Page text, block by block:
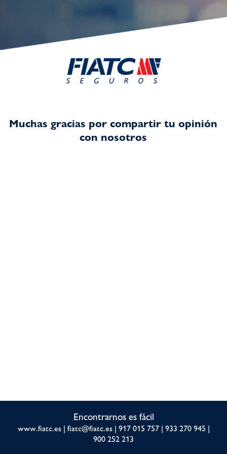
Muchas gracias por compartir tu opinión
con nosotros
Encontrarnos es fácil
www.fiatc.es| fiatc@fiatc.es| 917 015 757| 933 270 945 |
900 252 213